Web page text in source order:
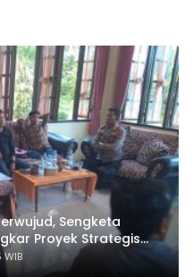
Sengketa
Proyek Strategis
Babak Baru